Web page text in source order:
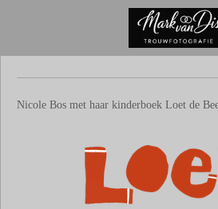
naar
de
Nicole Bos met haar kinderboek Loet de